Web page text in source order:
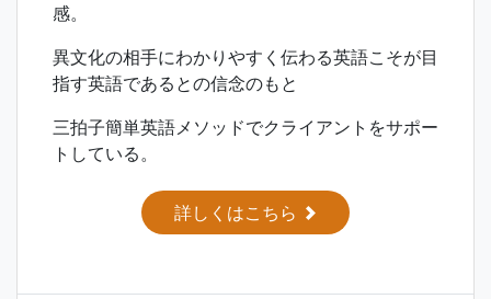
感。
異文化の相手にわかりやすく伝わる英語こそが目
指す英語であるとの信念のもと
三拍子簡単英語メソッドでクライアントをサポー
トしている。
詳しくはこちら